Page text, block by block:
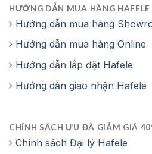
HƯỚNG DẪN MUA HÀNG HAFELE
Hướng dẫn mua hàng
Hướng dẫn mua hàng Online
Hướng dẫn lắp đặt Hafele
Hướng dẫn giao nhận Hafele
CHÍNH SÁCH ƯU ĐÃ GIẢM GIÁ
Chính sách Đại lý Hafele